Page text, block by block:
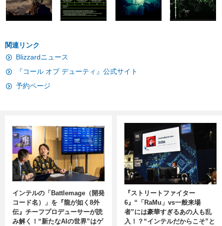
関連リンク
Blizzardニュース
『コール オブ デューティ』公式サイト
予約ページ
インテルの「Battlemage（開発
コード名）」を『龍が如く8外
伝』チーフプロデューサーが読
み解く！“新たなAIの世界”はゲ
『ストリートファイター
6』“「RaMu」vs一般来場
者”には豪華すぎるあの人も乱
入！？“インテルだからこそ”と